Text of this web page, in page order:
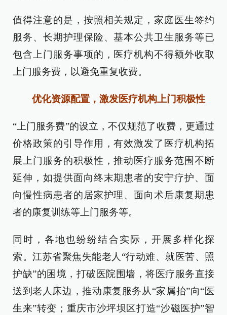
值得注意的是，按照相关规定，家庭医生签约
服务、长期护理保险、基本公共卫生服务等已
包含上门服务事项的，医疗机构不得额外收取
上门服务费，以避免重复收费。
优化资源配置，激发医疗机构上门积极性
“上门服务费”的设立，不仅规范了收费，更通过
价格政策的引导作用，有效激发了医疗机构拓
展上门服务的积极性，推动医疗服务范围不断
延伸，如提供面向终末期患者的安宁疗护、面
向慢性病患者的居家护理、面向术后康复期患
者的康复训练等上门服务等。
同时，各地也纷纷结合实际，开展多样化探
索。江苏省聚焦失能老人“行动难、就医苦、照
护缺”的困境，打破医院围墙，将医疗服务直接
送到老人床边，推动康复服务从“家属抬”向“医
生来”转变；重庆市沙坪坝区打造“沙磁医护”智